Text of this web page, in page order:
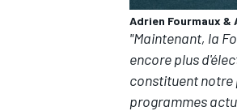
Adrien Fourmaux &
"Maintenant, la
encore plus
constituent notre
programmes